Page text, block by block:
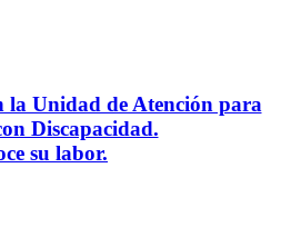
Unidad de Atención para
Discapacidad.
su labor.